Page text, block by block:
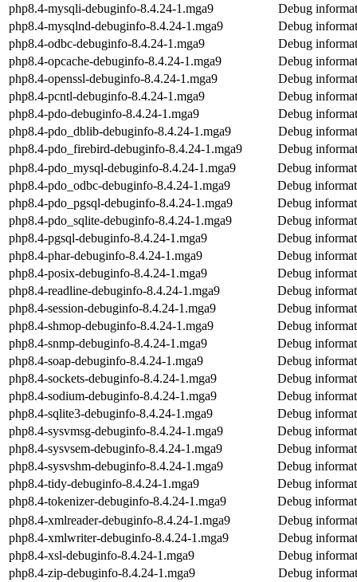
php8.4-mysqli-debuginfo-8.4.24-1.mga9
Debug
php8.4-mysqlnd-debuginfo-8.4.24-1.mga9
Debug
php8.4-odbc-debuginfo-8.4.24-1.mga9
Debug
php8.4-opcache-debuginfo-8.4.24-1.mga9
Debug
php8.4-openssl-debuginfo-8.4.24-1.mga9
Debug
php8.4-pcntl-debuginfo-8.4.24-1.mga9
Debug
php8.4-pdo-debuginfo-8.4.24-1.mga9
Debug
php8.4-pdo_dblib-debuginfo-8.4.24-1.mga9
Debug
php8.4-pdo_firebird-debuginfo-8.4.24-1.mga9
Debug
php8.4-pdo_mysql-debuginfo-8.4.24-1.mga9
Debug
php8.4-pdo_odbc-debuginfo-8.4.24-1.mga9
Debug
php8.4-pdo_pgsql-debuginfo-8.4.24-1.mga9
Debug
php8.4-pdo_sqlite-debuginfo-8.4.24-1.mga9
Debug
php8.4-pgsql-debuginfo-8.4.24-1.mga9
Debug
php8.4-phar-debuginfo-8.4.24-1.mga9
Debug
php8.4-posix-debuginfo-8.4.24-1.mga9
Debug
php8.4-readline-debuginfo-8.4.24-1.mga9
Debug
php8.4-session-debuginfo-8.4.24-1.mga9
Debug
php8.4-shmop-debuginfo-8.4.24-1.mga9
Debug
php8.4-snmp-debuginfo-8.4.24-1.mga9
Debug
php8.4-soap-debuginfo-8.4.24-1.mga9
Debug
php8.4-sockets-debuginfo-8.4.24-1.mga9
Debug
php8.4-sodium-debuginfo-8.4.24-1.mga9
Debug
php8.4-sqlite3-debuginfo-8.4.24-1.mga9
Debug
php8.4-sysvmsg-debuginfo-8.4.24-1.mga9
Debug
php8.4-sysvsem-debuginfo-8.4.24-1.mga9
Debug
php8.4-sysvshm-debuginfo-8.4.24-1.mga9
Debug
php8.4-tidy-debuginfo-8.4.24-1.mga9
Debug
php8.4-tokenizer-debuginfo-8.4.24-1.mga9
Debug
php8.4-xmlreader-debuginfo-8.4.24-1.mga9
Debug
php8.4-xmlwriter-debuginfo-8.4.24-1.mga9
Debug
php8.4-xsl-debuginfo-8.4.24-1.mga9
Debug
php8.4-zip-debuginfo-8.4.24-1.mga9
Debug